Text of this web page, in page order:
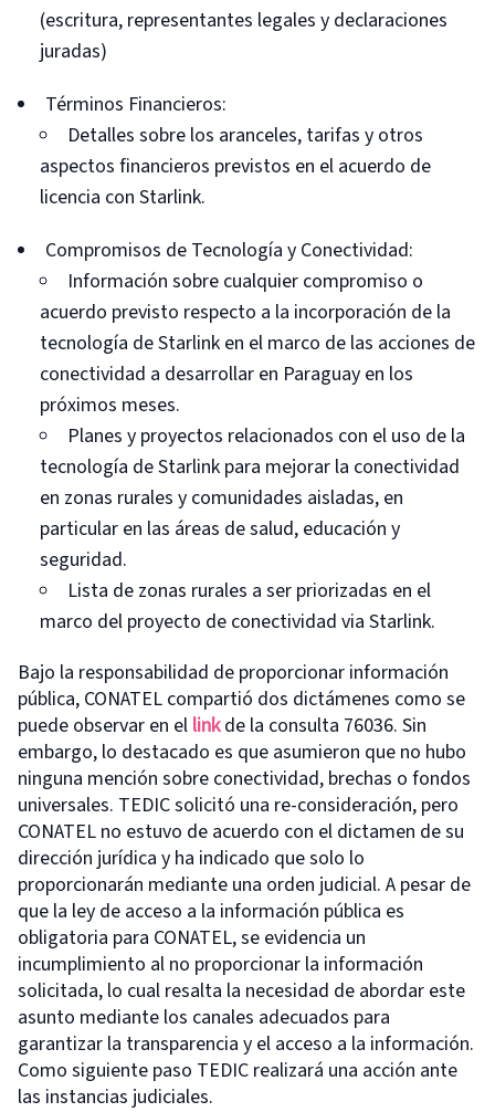
(escritura, representantes legales y declaraciones
juradas)
Términos Financieros:
Detalles sobre los aranceles, tarifas y otros
aspectos financieros previstos en el acuerdo de
licencia con Starlink.
Compromisos de Tecnología y Conectividad:
Información sobre cualquier compromiso o
acuerdo previsto respecto a la incorporación de la
tecnología de Starlink en el marco de las acciones de
conectividad a desarrollar en Paraguay en los
próximos meses.
Planes y proyectos relacionados con el uso de la
tecnología de Starlink para mejorar la conectividad
en zonas rurales y comunidades aisladas, en
particular en las áreas de salud, educación y
seguridad.
Lista de zonas rurales a ser priorizadas en el
marco del proyecto de conectividad via Starlink.
Bajo la responsabilidad de proporcionar información
pública, CONATEL compartió dos dictámenes como se
puede observar en el linkde la consulta 76036. Sin
embargo, lo destacado es que asumieron que no hubo
ninguna mención sobre conectividad, brechas o fondos
universales. TEDIC solicitó una re-consideración, pero
CONATEL no estuvo de acuerdo con el dictamen de su
dirección jurídica y ha indicado que solo lo
proporcionarán mediante una orden judicial. A pesar de
que la ley de acceso a la información pública es
obligatoria para CONATEL, se evidencia un
incumplimiento al no proporcionar la información
solicitada, lo cual resalta la necesidad de abordar este
asunto mediante los canales adecuados para
garantizar la transparencia y el acceso a la información.
Como siguiente paso TEDIC realizará una acción ante
las instancias judiciales.